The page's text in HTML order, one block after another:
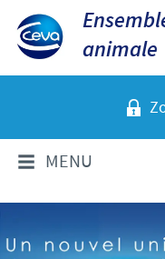
animale
MENU
QUI